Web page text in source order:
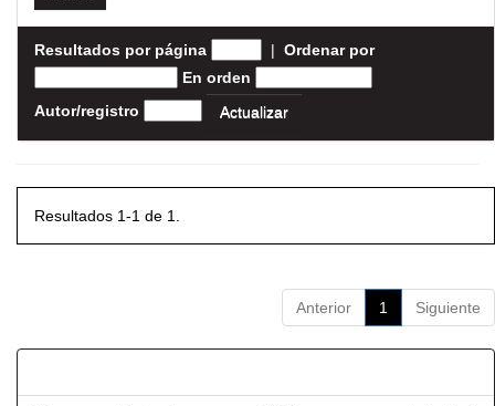
Resultados por página | Ordenar por
En orden
Autor/registro
Resultados 1-1 de 1.
Anterior 1 Siguiente